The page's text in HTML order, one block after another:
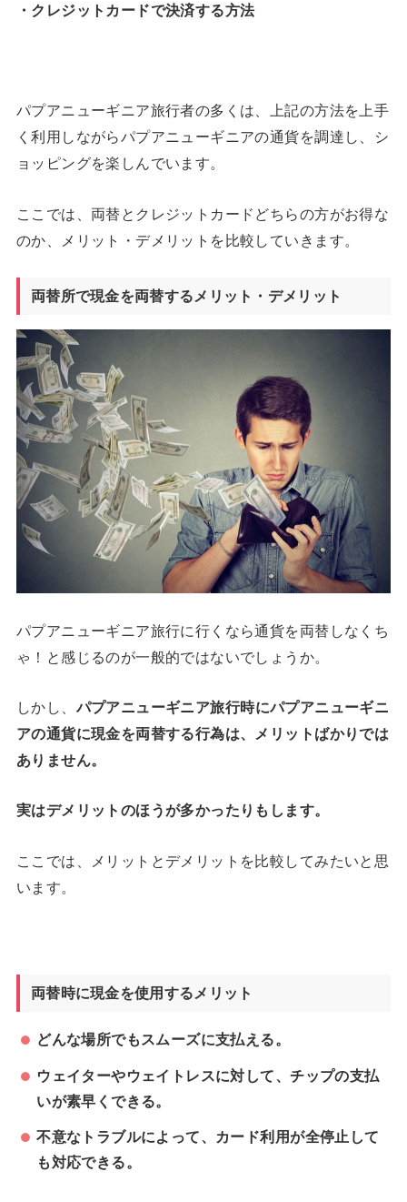
・クレジットカードで決済する方法
パプアニューギニア旅行者の多くは、上記の方法を上手
く利用しながらパプアニューギニアの通貨を調達し、シ
ョッピングを楽しんでいます。
ここでは、両替とクレジットカードどちらの方がお得な
のか、メリット・デメリットを比較していきます。
両替所で現金を両替するメリット・デメリット
パプアニューギニア旅行に行くなら通貨を両替しなくち
ゃ！と感じるのが一般的ではないでしょうか。
しかし、パプアニューギニア旅行時にパプアニューギニ
アの通貨に現金を両替する行為は、メリットばかりでは
ありません。
実はデメリットのほうが多かったりもします。
ここでは、メリットとデメリットを比較してみたいと思
います。
両替時に現金を使用するメリット
どんな場所でもスムーズに支払える。
ウェイターやウェイトレスに対して、チップの支払
いが素早くできる。
不意なトラブルによって、カード利用が全停止して
も対応できる。